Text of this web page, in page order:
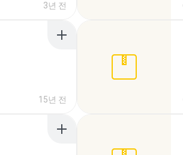
3년 전
15년 전